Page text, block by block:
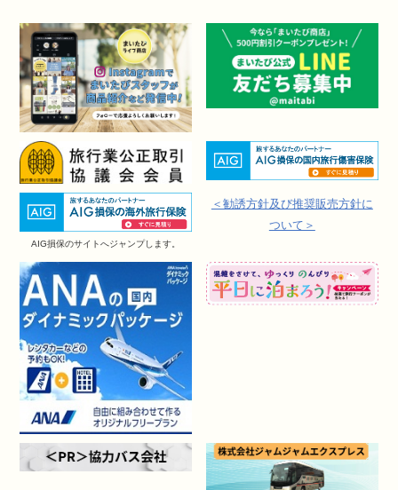
AIG損保のサイトへジャンプします。
＜勧誘方針及び推奨販売方針に
ついて＞